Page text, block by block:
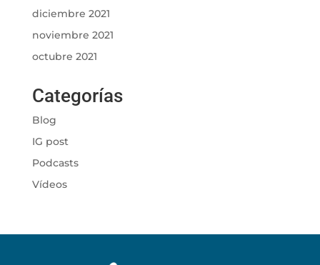
diciembre 2021
noviembre 2021
octubre 2021
Categorías
Blog
IG post
Podcasts
Vídeos